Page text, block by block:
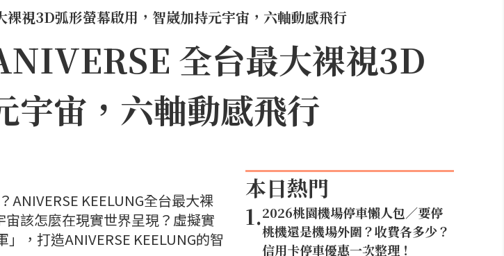
視3D弧形螢幕啟用，智崴加持元宇宙，六軸動感飛行
全台最大裸視3D
宇宙，六軸動感飛行
KEELUNG全台最大裸
該怎麼在現實世界呈現？虛擬實
，打造ANIVERSE KEELUNG的智
本日熱門
1.2026桃園機場停車懶人包／要停
桃機還是機場外圍？收費各多少？
信用卡停車優惠一次整理！